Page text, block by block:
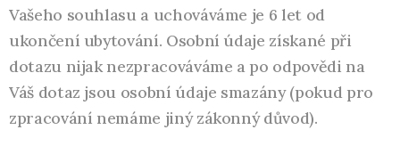
Vašeho souhlasu a uchováváme je 6 let od
ukončení ubytování. Osobní údaje získané při
dotazu nijak nezpracováváme a po odpovědi na
Váš dotaz jsou osobní údaje smazány (pokud pro
zpracování nemáme jiný zákonný důvod).